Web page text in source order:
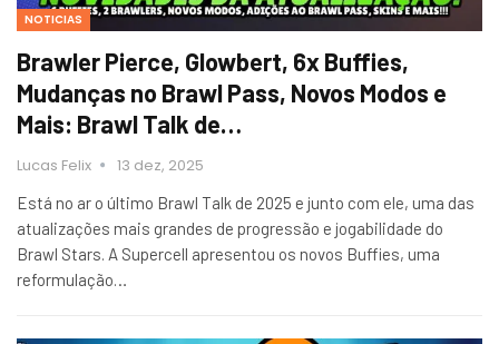
NOTICIAS
Brawler Pierce, Glowbert, 6x Buffies,
Mudanças no Brawl Pass, Novos Modos e
Mais: Brawl Talk de…
Lucas Felix 13 dez, 2025
Está no ar o último Brawl Talk de 2025 e junto com ele, uma das
atualizações mais grandes de progressão e jogabilidade do
Brawl Stars. A Supercell apresentou os novos Buffies, uma
reformulação…